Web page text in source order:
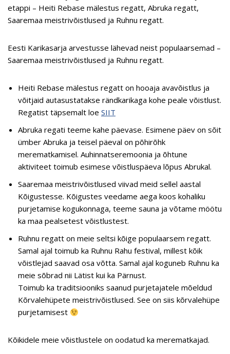
etappi – Heiti Rebase mälestus regatt, Abruka regatt,
Saaremaa meistrivõistlused ja Ruhnu regatt.
Eesti Karikasarja arvestusse lähevad neist populaarsemad –
Saaremaa meistrivõistlused ja Ruhnu regatt.
Heiti Rebase mälestus regatt on hooaja avavõistlus ja
võitjaid autasustatakse rändkarikaga kohe peale võistlust.
Regatist täpsemalt loe SIIT
Abruka regati teeme kahe päevase. Esimene päev on sõit
ümber Abruka ja teisel päeval on põhirõhk
merematkamisel. Auhinnatseremoonia ja õhtune
aktiviteet toimub esimese võistluspäeva lõpus Abrukal.
Saaremaa meistrivõistlused viivad meid sellel aastal
Kõigustesse. Kõigustes veedame aega koos kohaliku
purjetamise kogukonnaga, teeme sauna ja võtame möötu
ka maa pealsetest võistlustest.
Ruhnu regatt on meie seltsi kõige populaarsem regatt.
Samal ajal toimub ka Ruhnu Rahu festival, millest kõik
võistlejad saavad osa võtta. Samal ajal koguneb Ruhnu ka
meie sõbrad nii Lätist kui ka Pärnust.
Toimub ka traditsiooniks saanud purjetajatele mõeldud
Kõrvalehüpete meistrivõistlused. See on siis kõrvalehüpe
purjetamisest
Kõikidele meie võistlustele on oodatud ka merematkajad.